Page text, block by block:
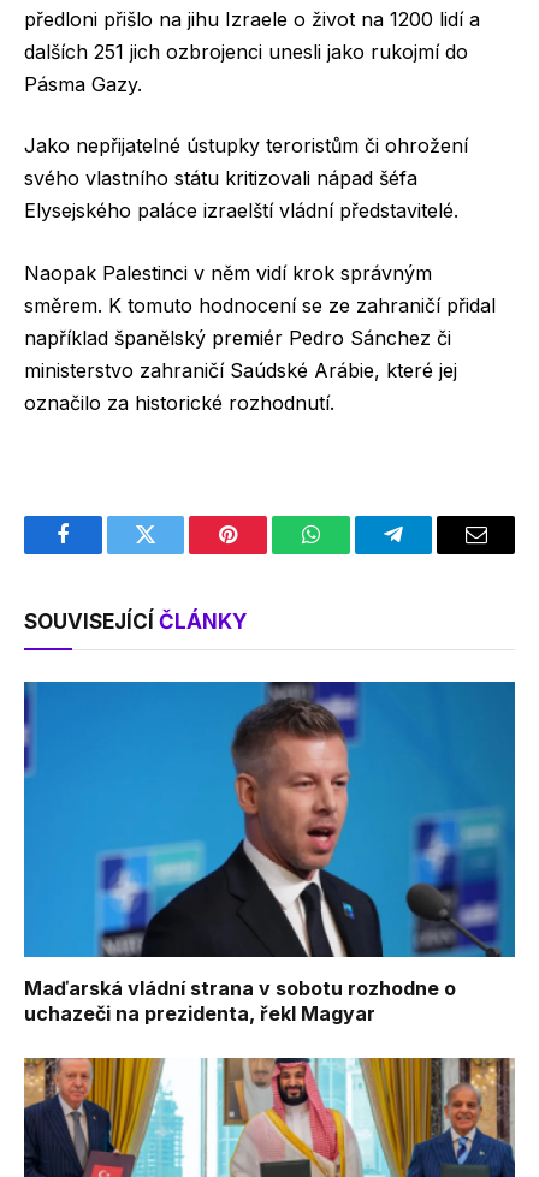
předloni přišlo na jihu Izraele o život na 1200 lidí a
dalších 251 jich ozbrojenci unesli jako rukojmí do
Pásma Gazy.
Jako nepřijatelné ústupky teroristům či ohrožení
svého vlastního státu kritizovali nápad šéfa
Elysejského paláce izraelští vládní představitelé.
Naopak Palestinci v něm vidí krok správným
směrem. K tomuto hodnocení se ze zahraničí přidal
například španělský premiér Pedro Sánchez či
ministerstvo zahraničí Saúdské Arábie, které jej
označilo za historické rozhodnutí.
FacebookTwitter Pinterest WhatsAppTelegramEmail
SOUVISEJÍCÍ ČLÁNKY
Maďarská vládní strana v sobotu rozhodne o
uchazeči na prezidenta, řekl Magyar